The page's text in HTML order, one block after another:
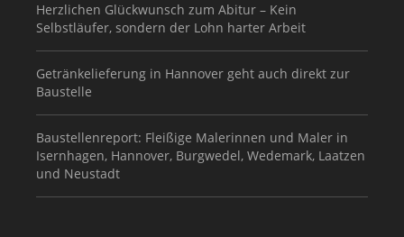
Herzlichen Glückwunsch zum Abitur – Kein
Selbstläufer, sondern der Lohn harter Arbeit
Getränkelieferung in Hannover geht auch direkt zur
Baustelle
Baustellenreport: Fleißige Malerinnen und Maler in
Isernhagen, Hannover, Burgwedel, Wedemark, Laatzen
und Neustadt